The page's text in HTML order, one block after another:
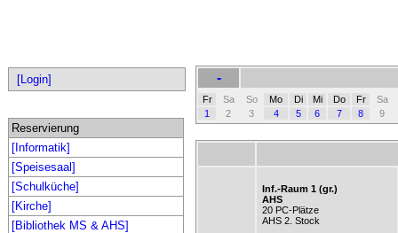
[Login]
Reservierung
[Informatik]
[Speisesaal]
[Schulküche]
[Kirche]
[Bibliothek MS & AHS]
-
Fr Sa So Mo Di Mi Do Fr
Sa
1
2 3 4 5 6 7 8 9
Inf.-Raum 1 (gr.)
AHS
20 PC-Plätze
AHS 2. Stock